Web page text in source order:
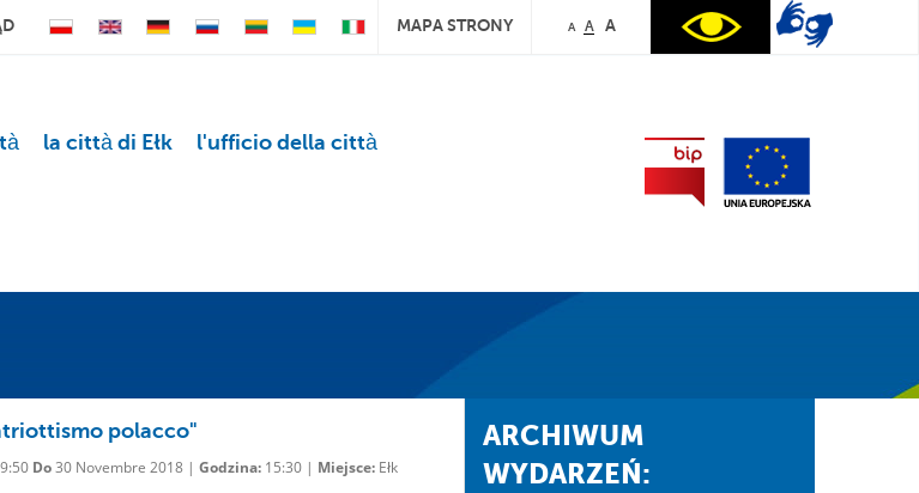
MAPA STRONY A A A
la città di Ełk l'ufficio della città
polacco"
Do30 Novembre 2018 | Godzina:15:30 | Miejsce:Ełk
ARCHIWUM
WYDARZEŃ: